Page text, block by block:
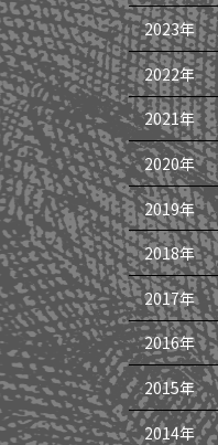
2023年
2022年
2021年
2020年
2019年
2018年
2017年
2016年
2015年
2014年